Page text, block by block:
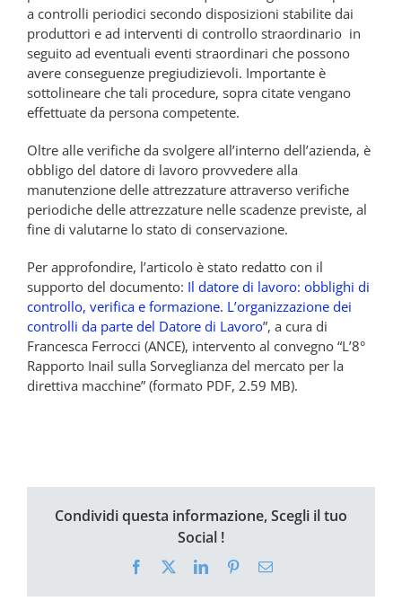
a controlli periodici secondo disposizioni stabilite dai
produttori e ad interventi di controllo straordinario in
seguito ad eventuali eventi straordinari che possono
avere conseguenze pregiudizievoli. Importante è
sottolineare che tali procedure, sopra citate vengano
effettuate da persona competente.
Oltre alle verifiche da svolgere all’interno dell’azienda, è
obbligo del datore di lavoro provvedere alla
manutenzione delle attrezzature attraverso verifiche
periodiche delle attrezzature nelle scadenze previste, al
fine di valutarne lo stato di conservazione.
Per approfondire, l’articolo è stato redatto con il
supporto del documento: Il datore di lavoro: obblighi di
controllo, verifica e formazione. L’organizzazione dei
controlli da parte del Datore di Lavoro”, a cura di
Francesca Ferrocci (ANCE), intervento al convegno “L’8°
Rapporto Inail sulla Sorveglianza del mercato per la
direttiva macchine” (formato PDF, 2.59 MB).
Condividi questa informazione, Scegli il tuo
Social !
Facebook LinkedInPinterestEmail